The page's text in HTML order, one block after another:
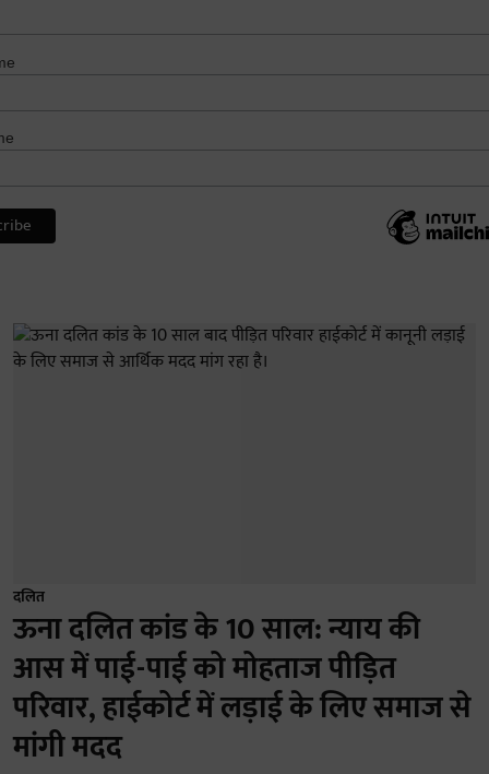
दलित
ऊना दलित कांड के 10 साल: न्याय की
आस में पाई-पाई को मोहताज पीड़ित
परिवार, हाईकोर्ट में लड़ाई के लिए समाज से
मांगी मदद